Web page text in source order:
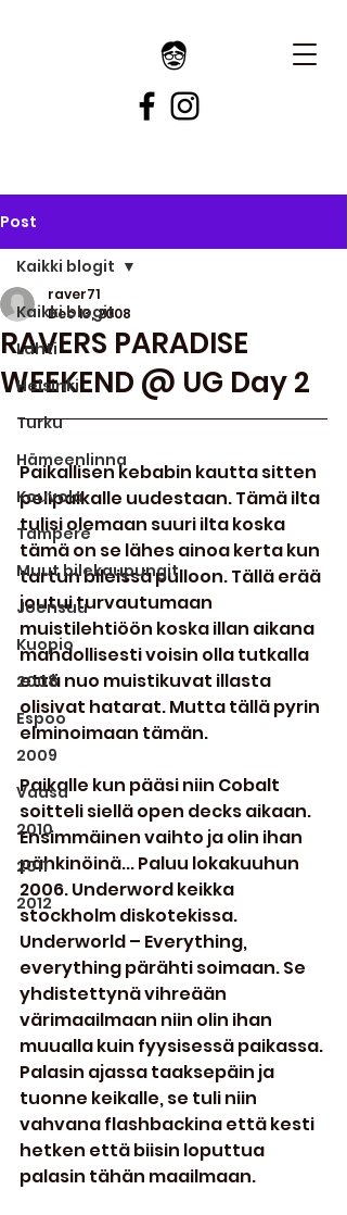
Post
Kaikki blogit
Lahti
Helsinki
Turku
Hämeenlinna
Kouvola
Tampere
Muut bilekaupungit
Joensuu
Kuopio
2008
Espoo
2009
Vaasa
2010
2011
2012
Kaikki blogit
RAVERS PARADISE
WEEKEND @ UG Day 2
raver71
Dec 13, 2008
Paikallisen kebabin kautta sitten
pelipaikalle uudestaan. Tämä ilta
tulisi olemaan suuri ilta koska
tämä on se lähes ainoa kerta kun
tartun bileissä pulloon. Tällä erää
joutui turvautumaan
muistilehtiöön koska illan aikana
mahdollisesti voisin olla tutkalla
että nuo muistikuvat illasta
olisivat hatarat. Mutta tällä pyrin
elminoimaan tämän.
Paikalle kun pääsi niin Cobalt
soitteli siellä open decks aikaan.
Ensimmäinen vaihto ja olin ihan
pähkinöinä... Paluu lokakuuhun
2006. Underword keikka
stockholm diskotekissa.
Underworld – Everything,
everything pärähti soimaan. Se
yhdistettynä vihreään
värimaailmaan niin olin ihan
muualla kuin fyysisessä paikassa.
Palasin ajassa taaksepäin ja
tuonne keikalle, se tuli niin
vahvana flashbackina että kesti
hetken että biisin loputtua
palasin tähän maailmaan.